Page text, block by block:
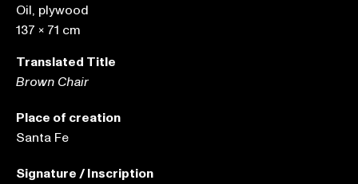
Oil, plywood
137 x 71 cm
Translated Title
Brown Chair
Place of creation
Santa Fe
Signature / Inscription